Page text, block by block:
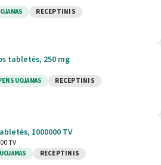
RECEPTINIS
tabletės, 250 mg
RECEPTINIS
1000000 TV
TV
RECEPTINIS